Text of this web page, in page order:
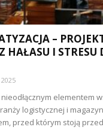
–
HAŁASU I STRESU
elementem
logistycznej i
przed którym stoją